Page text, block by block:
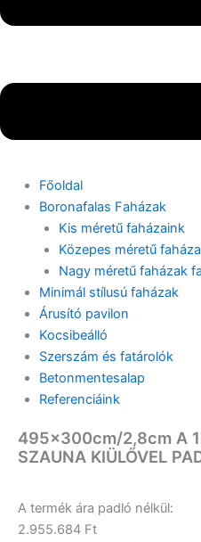
Főoldal
Boronafalas Faházak
Kis méretű faházaink
Közepes méretű
Nagy méretű faházak
Minimál stílusú faházak
Árusító pavilon
Kocsibeálló
Szerszám és fatárolók
Betonmentesalap
Referenciáink
495x300cm/2,8cm A
SZAUNA KIÜLŐVEL
A termék ára padló nélkül:
2.955.684 Ft